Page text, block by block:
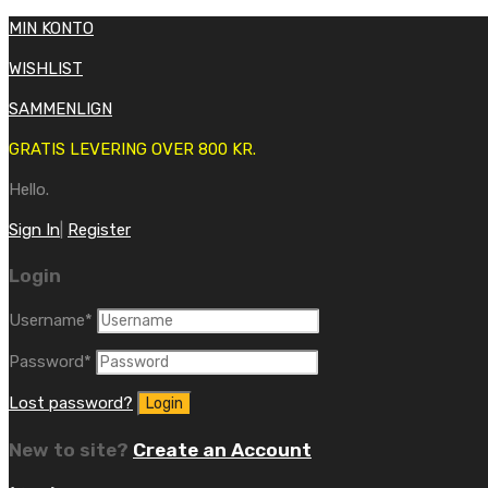
MIN KONTO
WISHLIST
SAMMENLIGN
GRATIS LEVERING OVER 800 KR.
Hello.
Sign In Register
Login
Username*
Password*
Lost password?
New to site? Create an Account